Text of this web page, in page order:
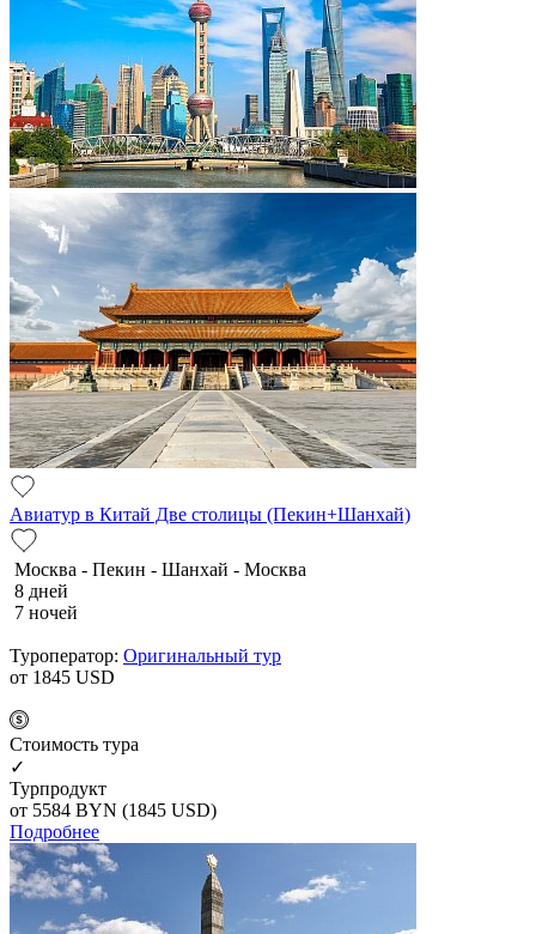
Авиатур в Китай Две столицы (Пекин+Шанхай)
Москва - Пекин - Шанхай - Москва
8 дней
7 ночей
Туроператор: Оригинальный тур
от 1845 USD
Cтоимость тура
✓
Турпродукт
от 5584 BYN (1845 USD)
Подробнее